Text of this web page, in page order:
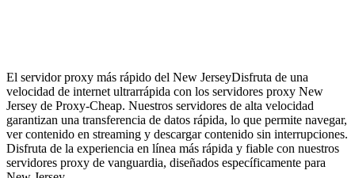
El servidor proxy más rápido del New JerseyDisfruta de una
velocidad de internet ultrarrápida con los servidores proxy New
Jersey de Proxy-Cheap. Nuestros servidores de alta velocidad
garantizan una transferencia de datos rápida, lo que permite navegar,
ver contenido en streaming y descargar contenido sin interrupciones.
Disfruta de la experiencia en línea más rápida y fiable con nuestros
servidores proxy de vanguardia, diseñados específicamente para